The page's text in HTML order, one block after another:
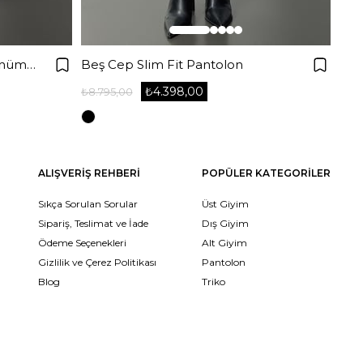
Elastan Kemerli Güderi Görünümlü Pantolon Beş Cep Slim Fit Pantolon
₺4.398,00
₺8.795,00
ALIŞVERİŞ REHBERİ
Sıkça Sorulan Sorular
Sipariş, Teslimat ve İade
Ödeme Seçenekleri
Gizlilik ve Çerez Politikası
Blog
POPÜLER KATEGORİLER
Üst Giyim
Dış Giyim
Alt Giyim
Pantolon
Triko